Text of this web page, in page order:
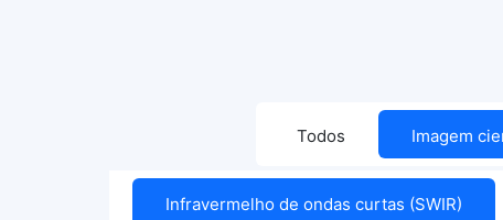
Todos Imagem
Infravermelho de ondas curtas (SWIR)